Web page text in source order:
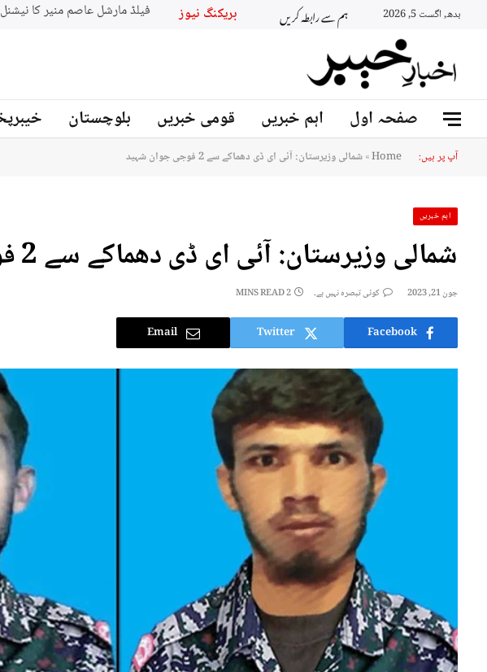
بدھ, اگست 5, 2026 ہم سے رابطہ کریں بریکنگ نیوز جنوبي افريقه کے
صفحہ اول اہم خبریں قومی خبریں بلوچستان
آپ پر ہیں: Home
»شمالی وزیرستان: آئی ای ڈی دھماکے سے 2 فوجی جوان شہید
اہم خبریں
شمالی وزیرستان: آئی ای ڈی دھماکے سے 2 فوجی جوان شہید
جون 21, 2023 کوئی تبصرہ نہیں ہے۔ 2 MINS READ
Facebook
Twitter
Email